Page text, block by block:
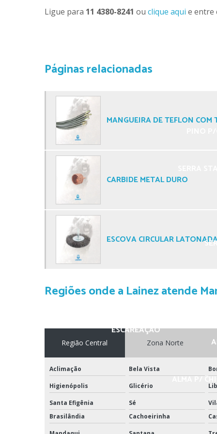
ESCAREAÇÃO
ALMA P/
Ligue para 11 4380-8241 ou clique aqui e entre
Páginas relacionadas
MANGUEIRA DE TEFLON COM
CARBIDE METAL DURO
ESCOVA CIRCULAR
Regiões onde a Lainez atende
Região Central Zona Norte
Aclimação Bela Vista
Higienópolis Glicério
Santa Efigênia Sé
Brasilândia
Cachoeirinha